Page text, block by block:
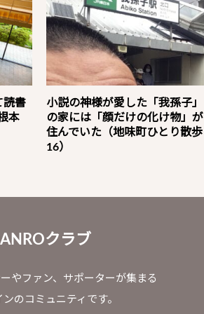
読書
本
小説の神様が愛した「我孫子」
の家には「顔だけの化け物」が
住んでいた（地味町ひとり散歩
16）
クラブ
やファン、サポーターが集まる
のコミュニティです。